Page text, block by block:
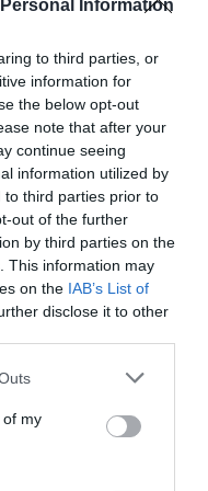
Information
to third parties, or
information for
the below opt-out
note that after your
continue seeing
information utilized by
to third parties prior to
out of the further
by third parties on the
This information may
on the IAB’s List of
disclose it to other
of my
biztosít az
– inputgyártók,
és egyéb
a szakmai
az üzleti
előadások és
szórakoztató
és
és
A díjakat az
áll szakmai
pályázatai
csatornákon 0-24
Ám most a
az ügyfél front-
és az
képes AI-
és
AI-eszközök és
sebességet
lehetőséget adnak a
munkaórákkal és a
rendezvényünkön
válaszokat keresünk
Hanem
és birtokolni azokat a
sem tudnak majd